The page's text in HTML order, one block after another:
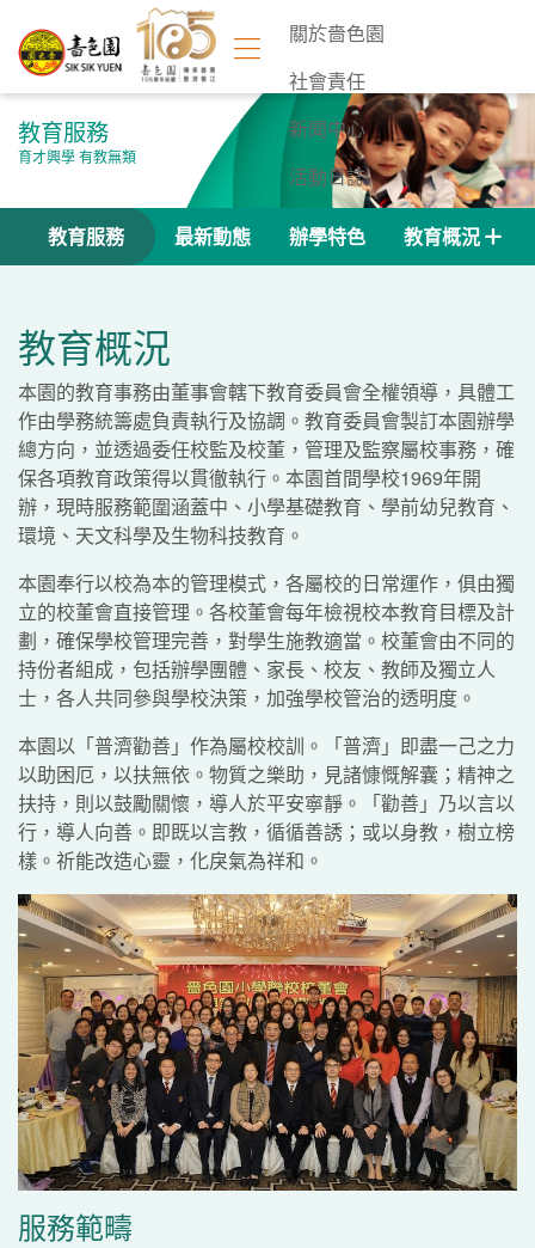
關於嗇色園
社會責任
新聞中心
活動日誌
聯絡我們
教育服務
育才興學 有教無類
教育服務 最新動態 辦學特色 教育概況
教育概況
本園的教育事務由董事會轄下教育委員會全權領導，具體工
作由學務統籌處負責執行及協調。教育委員會製訂本園辦學
總方向，並透過委任校監及校董，管理及監察屬校事務，確
保各項教育政策得以貫徹執行。本園首間學校1969年開
辦，現時服務範圍涵蓋中、小學基礎教育、學前幼兒教育、
環境、天文科學及生物科技教育。
本園奉行以校為本的管理模式，各屬校的日常運作，俱由獨
立的校董會直接管理。各校董會每年檢視校本教育目標及計
劃，確保學校管理完善，對學生施教適當。校董會由不同的
持份者組成，包括辦學團體、家長、校友、教師及獨立人
士，各人共同參與學校決策，加強學校管治的透明度。
本園以「普濟勸善」作為屬校校訓。「普濟」即盡一己之力
以助困厄，以扶無依。物質之樂助，見諸慷慨解囊；精神之
扶持，則以鼓勵關懷，導人於平安寧靜。「勸善」乃以言以
行，導人向善。即既以言教，循循善誘；或以身教，樹立榜
樣。祈能改造心靈，化戾氣為祥和。
服務範疇